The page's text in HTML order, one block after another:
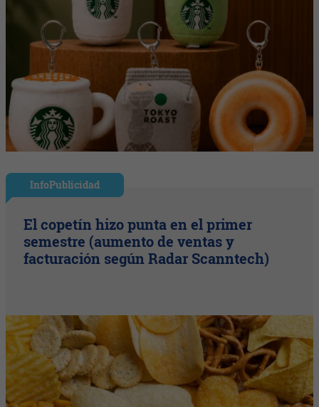
InfoPublicidad
El copetín hizo punta en el primer
semestre (aumento de ventas y
facturación según Radar Scanntech)